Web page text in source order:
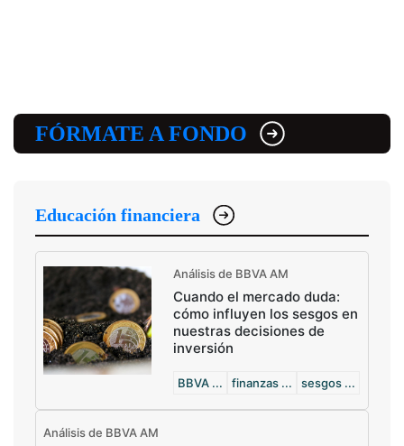
FÓRMATE A FONDO
Educación financiera
Análisis de BBVA AM
Cuando el mercado duda:
cómo influyen los sesgos en
nuestras decisiones de
inversión
BBVA ... finanzas ... sesgos ...
Análisis de BBVA AM